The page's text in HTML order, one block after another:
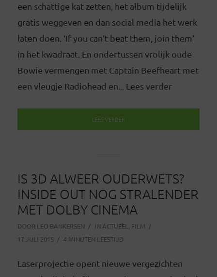
een schattige kat zetten, het album tijdelijk
gratis weggeven en dan social media het werk
laten doen. ‘If you can’t beat them, join them’
in het kwadraat. En ondertussen vrolijk oude
Bowie vermengen met Captain Beefheart met
een vleugje Radiohead en... Lees verder
LEES VERDER
IS 3D ALWEER OUDERWETS?
INSIDE OUT NOG STRALENDER
MET DOLBY CINEMA
DOOR LEO BANKERSEN IN ACTUEEL , FILM
17 JULI 2015
4 MINUTEN LEESTIJD
Laserprojectie opent nieuwe vergezichten